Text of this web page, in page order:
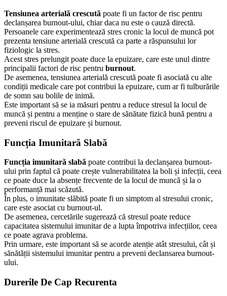
Tensiunea arterială crescută poate fi un factor de risc pentru
declanșarea burnout-ului, chiar daca nu este o cauză directă.
Persoanele care experimentează stres cronic la locul de muncă pot
prezenta tensiune arterială crescută ca parte a răspunsului lor
fiziologic la stres.
Acest stres prelungit poate duce la epuizare, care este unul dintre
principalii factori de risc pentru burnout.
De asemenea, tensiunea arterială crescută poate fi asociată cu alte
condiții medicale care pot contribui la epuizare, cum ar fi tulburările
de somn sau bolile de inimă.
Este important să se ia măsuri pentru a reduce stresul la locul de
muncă și pentru a menține o stare de sănătate fizică bună pentru a
preveni riscul de epuizare și burnout.
Funcția Imunitară Slabă
Funcția imunitară slabă poate contribui la declanșarea burnout-
ului prin faptul că poate crește vulnerabilitatea la boli și infecții, ceea
ce poate duce la absențe frecvente de la locul de muncă și la o
performanță mai scăzută.
În plus, o imunitate slăbită poate fi un simptom al stresului cronic,
care este asociat cu burnout-ul.
De asemenea, cercetările sugerează că stresul poate reduce
capacitatea sistemului imunitar de a lupta împotriva infecțiilor, ceea
ce poate agrava problema.
Prin urmare, este important să se acorde atenție atât stresului, cât și
sănătății sistemului imunitar pentru a preveni declansarea burnout-
ului.
Durerile De Cap Recurenta